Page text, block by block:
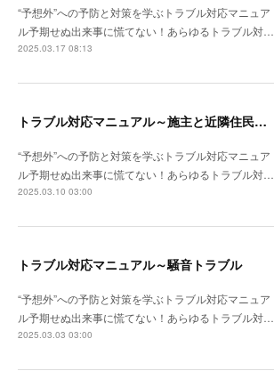
“予想外”への予防と対策を学ぶトラブル対応マニュア
ル予期せぬ出来事に慌てない！あらゆるトラブル対…
2025.03.17 08:13
トラブル対応マニュアル～施主と近隣住民との関係性が悪い場合は？
“予想外”への予防と対策を学ぶトラブル対応マニュア
ル予期せぬ出来事に慌てない！あらゆるトラブル対…
2025.03.10 03:00
トラブル対応マニュアル～騒音トラブル
“予想外”への予防と対策を学ぶトラブル対応マニュア
ル予期せぬ出来事に慌てない！あらゆるトラブル対…
2025.03.03 03:00